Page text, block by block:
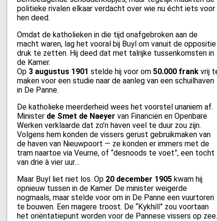
politieke rivalen elkaar verdacht over wie nu écht iets voor
hen deed.
Omdat de katholieken in die tijd onafgebroken aan de
macht waren, lag het vooral bij Buyl om vanuit de oppositie
druk te zetten. Hij deed dat met talrijke tussenkomsten in
de Kamer.
Op 3 augustus 1901 stelde hij voor om 50.000 frank vrij
maken voor een studie naar de aanleg van een schuilhaven
in De Panne.
De katholieke meerderheid wees het voorstel unaniem af.
Minister de Smet de Naeyer van Financiën en Openbare
Werken verklaarde dat zo’n haven veel te duur zou zijn.
Volgens hem konden de vissers gerust gebruikmaken van
de haven van Nieuwpoort — ze konden er immers met de
tram naartoe via Veurne, of “desnoods te voet”, een tocht
van drie à vier uur…
Maar Buyl liet niet los. Op 20 december 1905 kwam hij
opnieuw tussen in de Kamer. De minister weigerde
nogmaals, maar stelde voor om in De Panne een vuurtoren
te bouwen. Een magere troost. De “Kykhill” zou voortaan
het oriëntatiepunt worden voor de Pannese vissers op zee.